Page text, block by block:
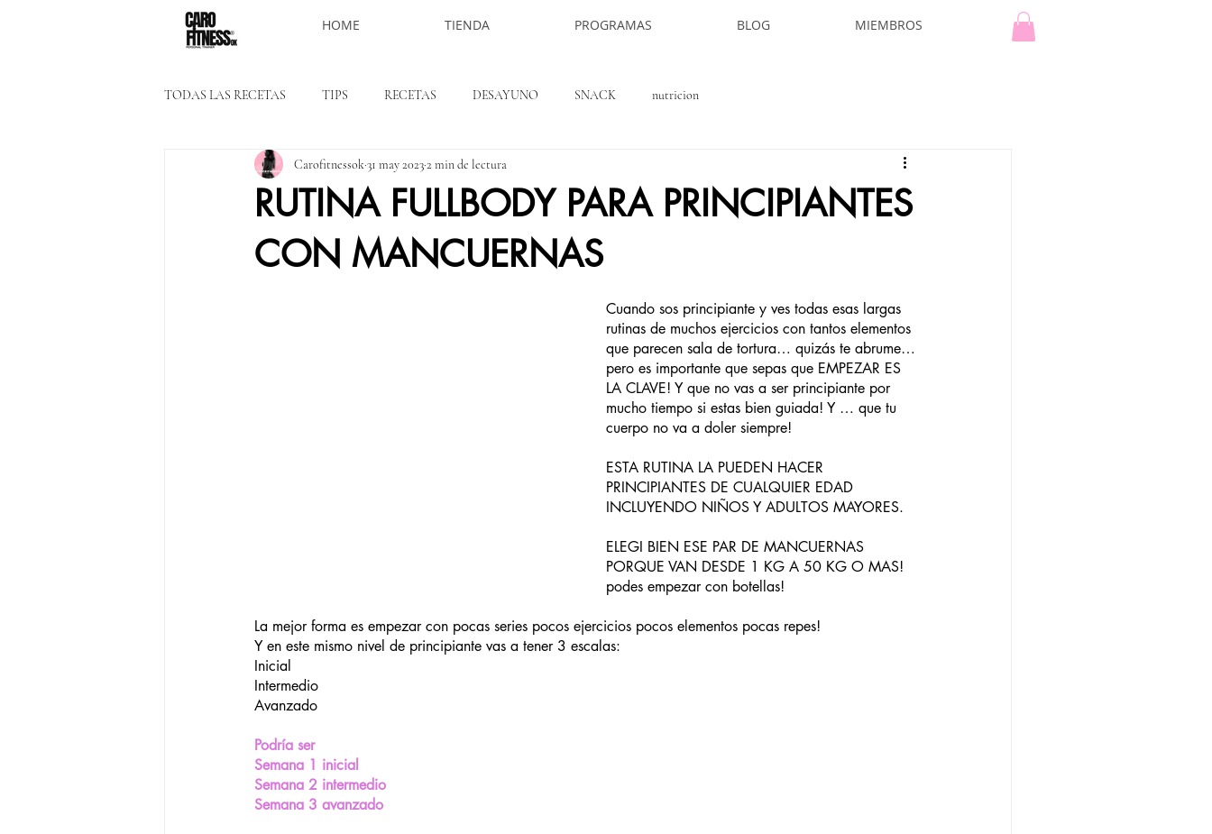
HOME TIENDA PROGRAMAS BLOG MIEMBROS
TODAS LAS RECETAS TIPS RECETAS DESAYUNO SNACK nutricion
RUTINA FULLBODY PARA PRINCIPIANTES
CON MANCUERNAS
Carofitnessok31 may 20232 min de lectura
Cuando sos principiante y ves todas esas largas
rutinas de muchos ejercicios con tantos elementos
que parecen sala de tortura… quizás te abrume…
pero es importante que sepas que EMPEZAR ES
LA CLAVE! Y que no vas a ser principiante por
mucho tiempo si estas bien guiada! Y … que tu
cuerpo no va a doler siempre!
ESTA RUTINA LA PUEDEN HACER
PRINCIPIANTES DE CUALQUIER EDAD
INCLUYENDO NIÑOS Y ADULTOS MAYORES.
ELEGI BIEN ESE PAR DE MANCUERNAS
PORQUE VAN DESDE 1 KG A 50 KG O MAS!
podes empezar con botellas!
La mejor forma es empezar con pocas series pocos ejercicios pocos elementos pocas repes!
Y en este mismo nivel de principiante vas a tener 3 escalas:
Inicial
Intermedio
Avanzado
Podría ser
Semana 1 inicial
Semana 2 intermedio
Semana 3 avanzado